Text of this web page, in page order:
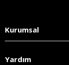
Kurumsal
Yardım